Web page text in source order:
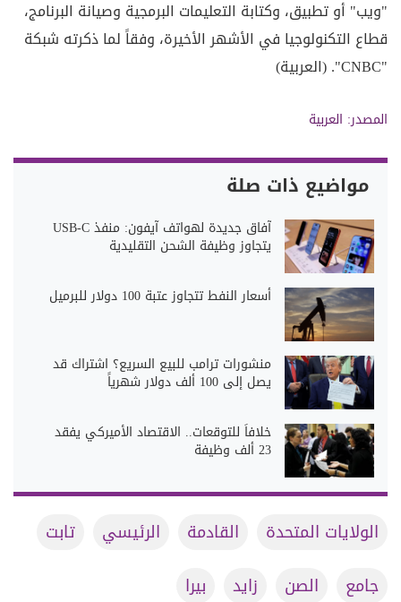
"ويب" أو تطبيق، وكتابة التعليمات البرمجية وصيانة البرنامج،
قطاع التكنولوجيا في الأشهر الأخيرة، وفقاً لما ذكرته شبكة
"CNBC". (العربية)
المصدر: العربية
مواضيع ذات صلة
آفاق جديدة لهواتف آيفون: منفذ USB-C
يتجاوز وظيفة الشحن التقليدية
أسعار النفط تتجاوز عتبة 100 دولار للبرميل
منشورات ترامب للبيع السريع؟ اشتراك قد
يصل إلى 100 ألف دولار شهرياً
خلافاً للتوقعات.. الاقتصاد الأميركي يفقد
23 ألف وظيفة
الولايات المتحدة القادمة الرئيسي
تابت
جامع
الصن زايد بيرا